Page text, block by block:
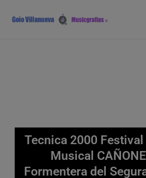
contenido
Tecnica 2000
Musical
Formentera del